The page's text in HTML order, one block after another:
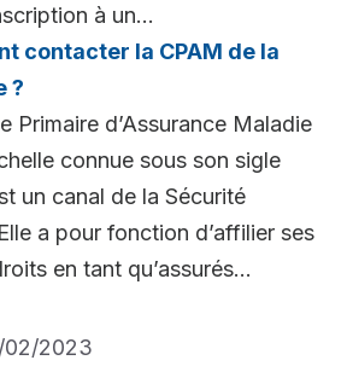
à un...
contacter la CPAM de la
?
Primaire d’Assurance Maladie
connue sous son sigle
un canal de la Sécurité
a pour fonction d’affilier ses
en tant qu’assurés...
02/2023